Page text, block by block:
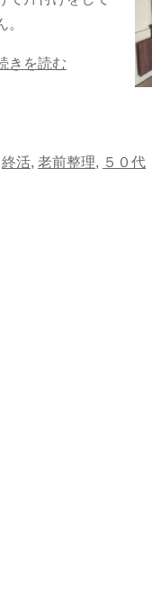
きを読む
終活, 老前整理, ５０代